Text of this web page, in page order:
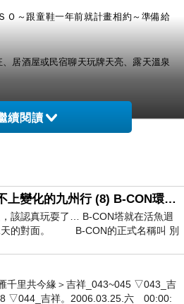
Ｏ～跟童鞋一年前就計畫相約～準備給
居酒屋或民宿聊天玩牌天亮、露天溫泉
操拖彳企⊙_⊙
天北海道之冰上香蕉船】
細細的白雪，
為您報導～哈哈哈）
續閱讀
計畫趕不上變化的九州行 (8) B-CON環球塔
該認真玩耍了… B-CON塔就在活魚迴
天的對面。 B-CON的正式名稱叫 別
千里共今緣＞吉祥_043~045 ▽043_吉
▽044_吉祥。2006.03.25.六 00:00: